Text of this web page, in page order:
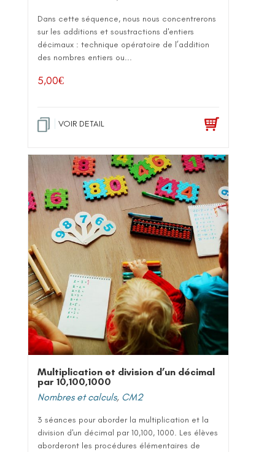
Dans cette séquence, nous nous concentrerons
sur les additions et soustractions d'entiers
décimaux : technique opératoire de l’addition
des nombres entiers ou...
5,00€
VOIR DETAIL
Multiplication et division d’un décimal
par 10,100,1000
Nombres et calculs, CM2
3 séances pour aborder la multiplication et la
division d'un décimal par 10,100, 1000. Les élèves
aborderont les procédures élémentaires de